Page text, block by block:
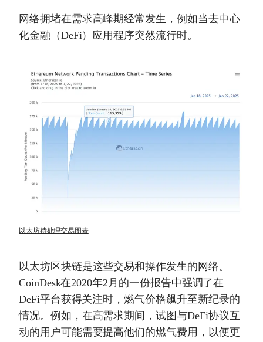
网络拥堵在需求高峰期经常发生，例如当去中心
化金融（DeFi）应用程序突然流行时。
以太坊待处理交易图表
以太坊区块链是这些交易和操作发生的网络。
CoinDesk在2020年2月的一份报告中强调了在
DeFi平台获得关注时，燃气价格飙升至新纪录的
情况。例如，在高需求期间，试图与DeFi协议互
动的用户可能需要提高他们的燃气费用，以便更